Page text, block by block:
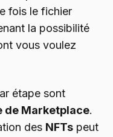
fois le fichier
la possibilité
vous voulez
étape sont
de Marketplace.
des NFTs peut